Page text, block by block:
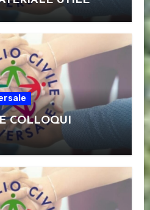
COLLOQUI